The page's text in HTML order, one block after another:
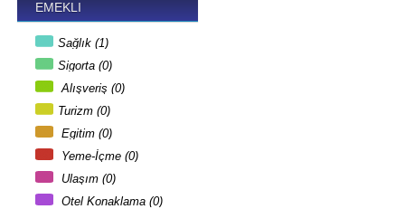
EMEKLI
Sağlık (1)
Sigorta (0)
Alışveriş (0)
Turizm (0)
Egitim (0)
Yeme-İçme (0)
Ulaşım (0)
Otel Konaklama (0)